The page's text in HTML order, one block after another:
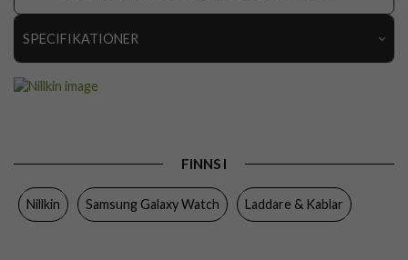
SPECIFIKATIONER
EAN 6902048249868
FINNS I
Nillkin Samsung Galaxy Watch Laddare & Kablar